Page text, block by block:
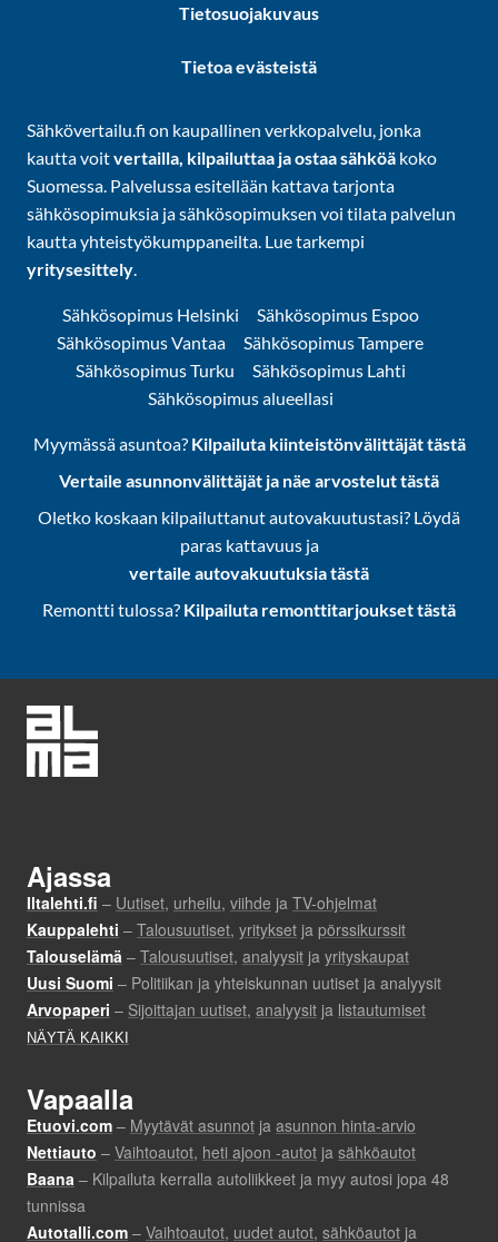
Tietosuojakuvaus
Tietoa evästeistä
Sähkövertailu.fi on kaupallinen verkkopalvelu, jonka
kautta voitvertailla, kilpailuttaa ja ostaa sähköä koko
Suomessa. Palvelussa esitellään kattava tarjonta
sähkösopimuksia ja sähkösopimuksen voi tilata palvelun
kautta yhteistyökumppaneilta. Lue tarkempi
yritysesittely
Sähkösopimus Helsinki
Sähkösopimus Espoo
Sähkösopimus Vantaa
Sähkösopimus Tampere
Sähkösopimus Turku
Sähkösopimus Lahti
Sähkösopimus alueellasi
Myymässä asuntoa? Kilpailuta kiinteistönvälittäjät tästä
Vertaile asunnonvälittäjät ja näe arvostelut tästä
Oletko koskaan kilpailuttanut autovakuutustasi? Löydä
paras kattavuus ja
vertaile autovakuutuksia tästä
Remontti tulossa? Kilpailuta remonttitarjoukset tästä